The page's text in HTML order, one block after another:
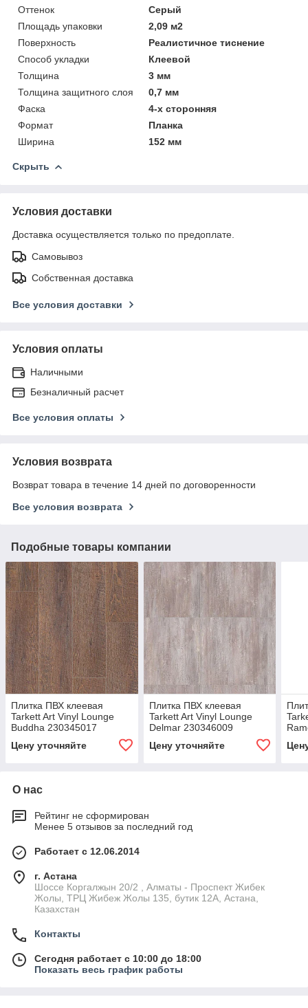
Оттенок
Серый
Площадь упаковки
2,09 м2
Поверхность
Реалистичное тиснение
Способ укладки
Клеевой
Толщина
3 мм
Толщина защитного слоя
0,7 мм
Фаска
4-х сторонняя
Формат
Планка
Ширина
152 мм
Скрыть
Условия доставки
Доставка осуществляется только по предоплате.
Самовывоз
Собственная доставка
Все условия доставки
Условия оплаты
Наличными
Безналичный расчет
Все условия оплаты
Условия возврата
Возврат товара в течение 14 дней по договоренности
Все условия возврата
Подобные товары компании
Плитка ПВХ клеевая
Tarkett Art Vinyl Lounge
Buddha 230345017
Цену уточняйте
Плитка ПВХ клеевая
Tarkett Art Vinyl Lounge
Delmar 230346009
Цену уточняйте
О нас
Рейтинг не сформирован
Менее 5 отзывов за последний год
Работает с 12.06.2014
г. Астана
Шоссе Коргалжын 20/2 , Алматы - Проспект Жибек
Жолы, ТРЦ Жибеж Жолы 135, бутик 12А, Астана,
Казахстан
Контакты
Сегодня работает с 10:00 до 18:00
Показать весь график работы